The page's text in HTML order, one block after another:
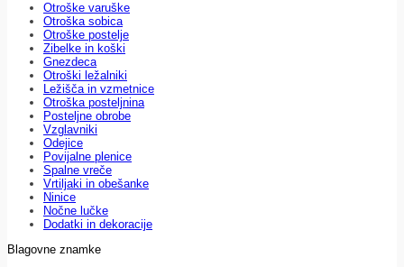
Otroške varuške
Otroška sobica
Otroške postelje
Zibelke in koški
Gnezdeca
Otroški ležalniki
Ležišča in vzmetnice
Otroška posteljnina
Posteljne obrobe
Vzglavniki
Odejice
Povijalne plenice
Spalne vreče
Vrtiljaki in obešanke
Ninice
Nočne lučke
Dodatki in dekoracije
Blagovne znamke